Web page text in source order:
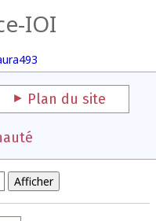
IOI
Plan du site